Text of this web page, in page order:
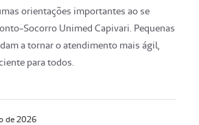
orientações importantes ao se
Socorro Unimed Capivari. Pequenas
a tornar o atendimento mais ágil,
para todos.
de 2026